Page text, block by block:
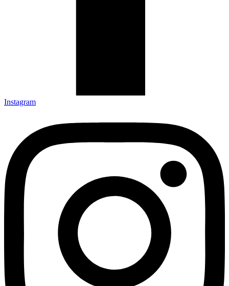
Instagram